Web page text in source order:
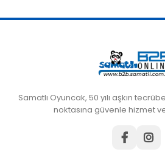
Samatlı Oyuncak, 50 yılı aşkın
noktasına güvenle hizmet